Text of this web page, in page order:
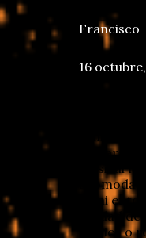
Francisco
16
Me tomó
irracional
en
musical
acomoda
ni mi
calidad
música o